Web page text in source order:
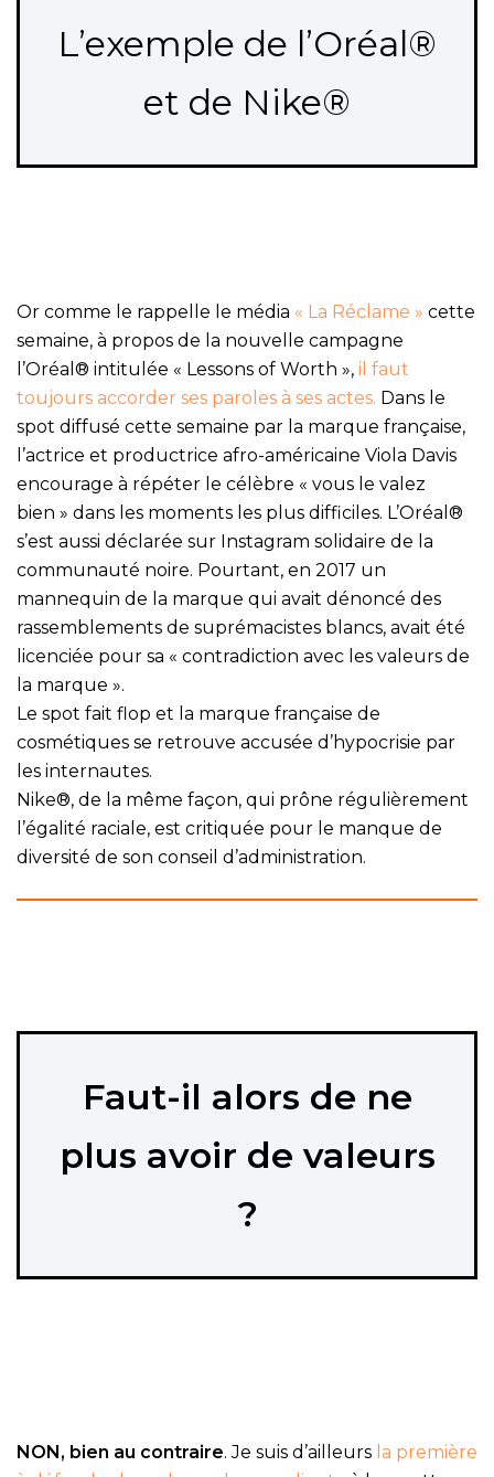
L’exemple de l’Oréal®
et de Nike®
Or comme le rappelle le média « La Réclame » cette
semaine, à propos de la nouvelle campagne
l’Oréal® intitulée « Lessons of Worth », il faut
toujours accorder ses paroles à ses actes. Dans le
spot diffusé cette semaine par la marque française,
l’actrice et productrice afro-américaine Viola Davis
encourage à répéter le célèbre « vous le valez
bien » dans les moments les plus difficiles. L’Oréal®
s’est aussi déclarée sur Instagram solidaire de la
communauté noire. Pourtant, en 2017 un
mannequin de la marque qui avait dénoncé des
rassemblements de suprémacistes blancs, avait été
licenciée pour sa « contradiction avec les valeurs de
la marque ».
Le spot fait flop et la marque française de
cosmétiques se retrouve accusée d’hypocrisie par
les internautes.
Nike®, de la même façon, qui prône régulièrement
l’égalité raciale, est critiquée pour le manque de
diversité de son conseil d’administration.
Faut-il alors de ne
plus avoir de valeurs
?
NON, bien au contraire. Je suis d’ailleurs la première